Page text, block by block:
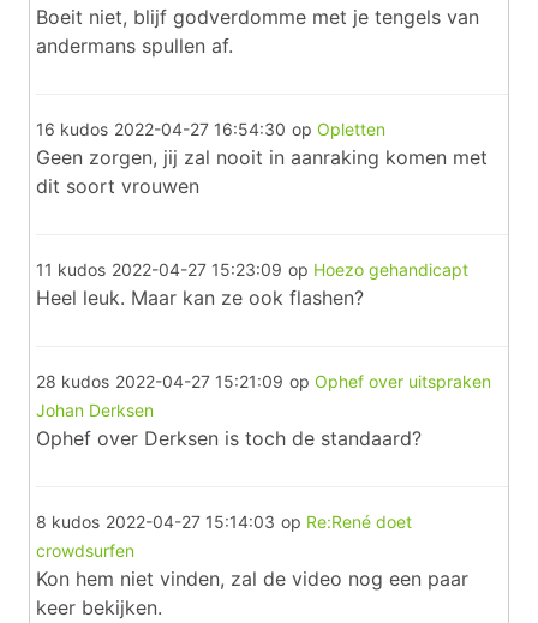
Boeit niet, blijf godverdomme met je tengels van
andermans spullen af.
16 kudos 2022-04-27 16:54:30 op Opletten
Geen zorgen, jij zal nooit in aanraking komen met
dit soort vrouwen
11 kudos 2022-04-27 15:23:09 op Hoezo gehandicapt
Heel leuk. Maar kan ze ook flashen?
28 kudos 2022-04-27 15:21:09 op Ophef over uitspraken
Johan Derksen
Ophef over Derksen is toch de standaard?
8 kudos 2022-04-27 15:14:03 op Re:René doet
crowdsurfen
Kon hem niet vinden, zal de video nog een paar
keer bekijken.